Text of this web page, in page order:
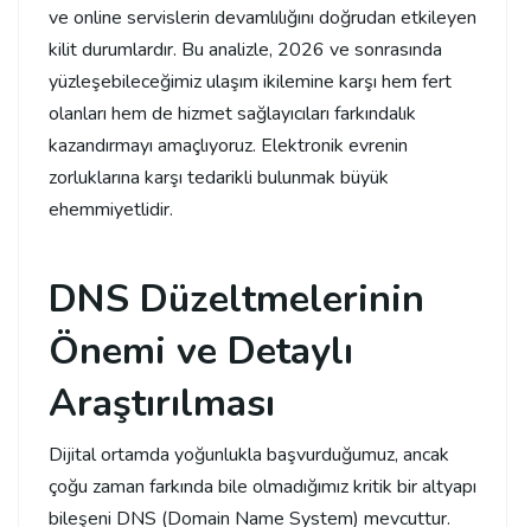
ve online servislerin devamlılığını doğrudan etkileyen
kilit durumlardır. Bu analizle, 2026 ve sonrasında
yüzleşebileceğimiz ulaşım ikilemine karşı hem fert
olanları hem de hizmet sağlayıcıları farkındalık
kazandırmayı amaçlıyoruz. Elektronik evrenin
zorluklarına karşı tedarikli bulunmak büyük
ehemmiyetlidir.
DNS Düzeltmelerinin
Önemi ve Detaylı
Araştırılması
Dijital ortamda yoğunlukla başvurduğumuz, ancak
çoğu zaman farkında bile olmadığımız kritik bir altyapı
bileşeni DNS (Domain Name System) mevcuttur.